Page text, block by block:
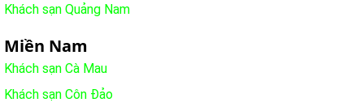
Khách sạn Quảng Nam
Miền Nam
Khách sạn Cà Mau
Khách sạn Côn Đảo